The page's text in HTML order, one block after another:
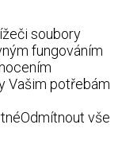
soubory
fungováním
Vašim potřebám
Odmítnout vše